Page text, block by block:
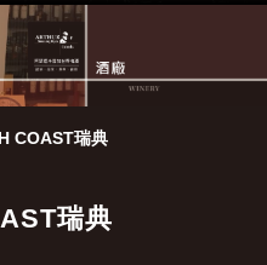
COAST瑞典
瑞典